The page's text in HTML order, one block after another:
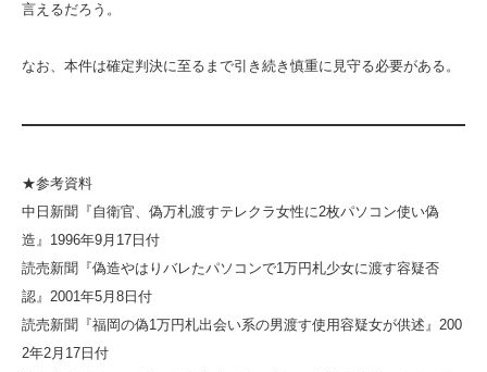
言えるだろう。
なお、本件は確定判決に至るまで引き続き慎重に見守る必要がある。
★参考資料
中日新聞『自衛官、偽万札渡すテレクラ女性に2枚パソコン使い偽
造』1996年9月17日付
読売新聞『偽造やはりバレたパソコンで1万円札少女に渡す容疑否
認』2001年5月8日付
読売新聞『福岡の偽1万円札出会い系の男渡す使用容疑女が供述』200
2年2月17日付